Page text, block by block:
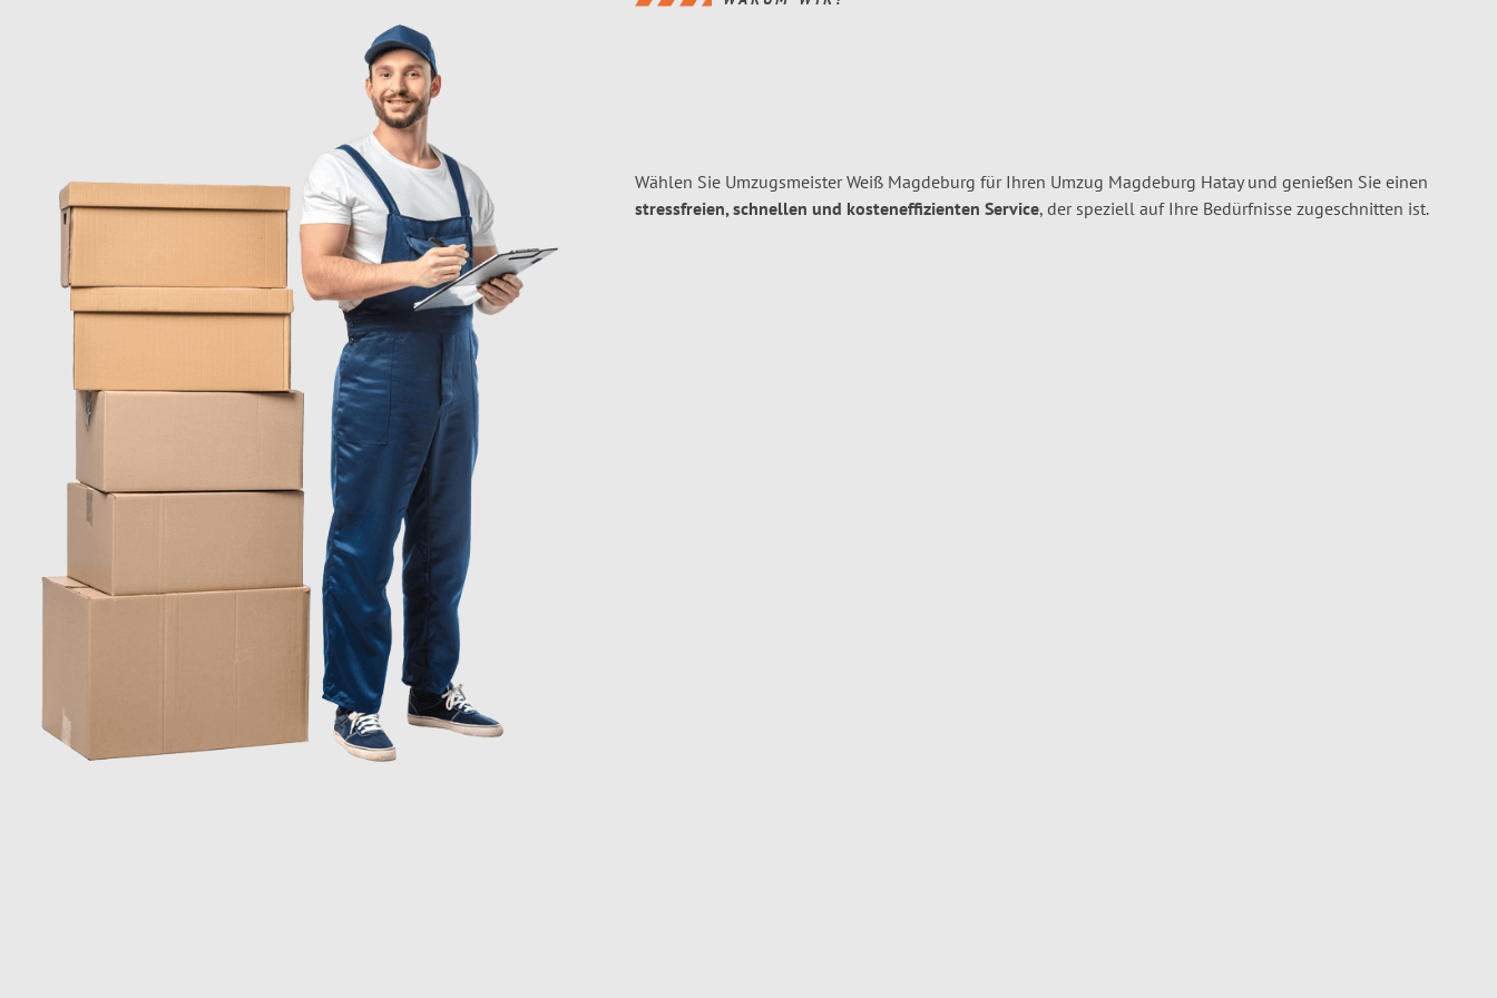
Wählen Sie Umzugsmeister Weiß Magdeburg für Ihren Umzug Magdeburg Hatay und genießen Sie einen
stressfreien, schnellen und kosteneffizienten Service, der speziell auf Ihre Bedürfnisse zugeschnitten ist.